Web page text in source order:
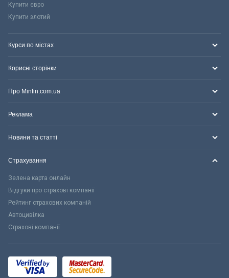
Купити євро
Купити злотий
Курси по містах
Корисні сторінки
Про Minfin.com.ua
Реклама
Новини та статті
Страхування
Зелена карта онлайн
Відгуки про страхові компанії
Рейтинг страхових компаній
Автоцивілка
Страхові компанії